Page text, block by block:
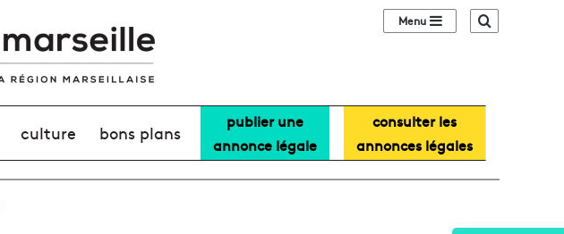
Sidebar (barre
culture bons plans
publier une
annonce légale
consulter les
annonces légales